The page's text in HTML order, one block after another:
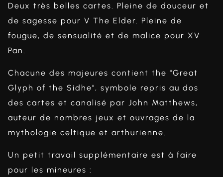
Deux très belles cartes. Pleine de douceur et
de sagesse pour V The Elder. Pleine de
fougue, de sensualité et de malice pour XV
Pan.
Chacune des majeures contient the "Great
Glyph of the Sidhe", symbole repris au dos
des cartes et canalisé par John Matthews,
auteur de nombres jeux et ouvrages de la
mythologie celtique et arthurienne.
Un petit travail supplémentaire est à faire
pour les mineures :